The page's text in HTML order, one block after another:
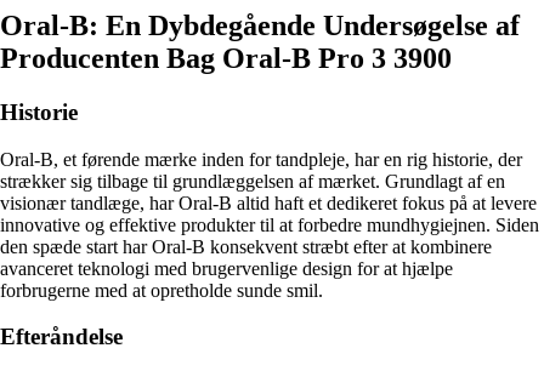
Oral-B: En Dybdegående Undersøgelse af
Producenten Bag Oral-B Pro 3 3900
Historie
Oral-B, et førende mærke inden for tandpleje, har en rig historie, der
strækker sig tilbage til grundlæggelsen af mærket. Grundlagt af en
visionær tandlæge, har Oral-B altid haft et dedikeret fokus på at levere
innovative og effektive produkter til at forbedre mundhygiejnen. Siden
den spæde start har Oral-B konsekvent stræbt efter at kombinere
avanceret teknologi med brugervenlige design for at hjælpe
forbrugerne med at opretholde sunde smil.
Efteråndelse